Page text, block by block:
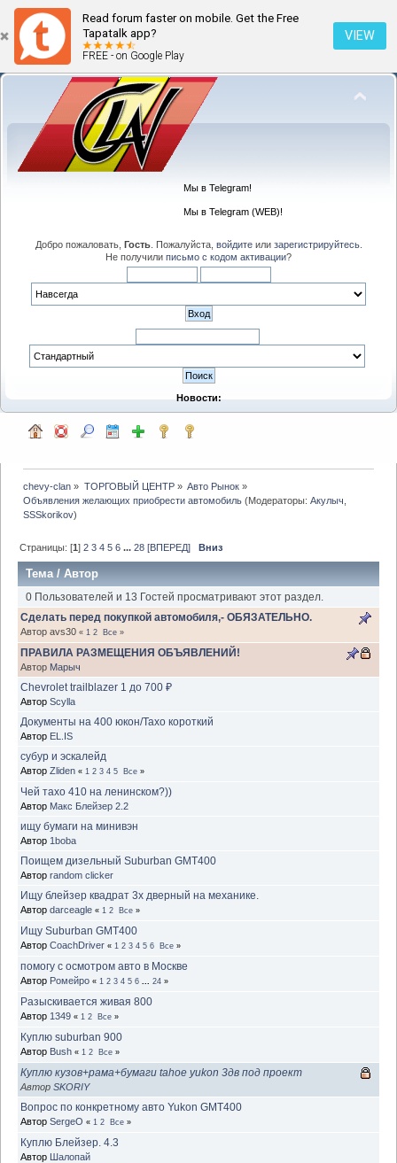
Read forum faster on mobile. Get the Free
Tapatalk app?
FREE - on Google Play
VIEW
Мы в Telegram!
Мы в Telegram (WEB)!
Добро пожаловать, Гость. Пожалуйста, войдитеили зарегистрируйтесь.
Не получили письмо с кодом активации?
Новости:
chevy-clan » ТОРГОВЫЙ ЦЕНТР» Авто Рынок»
Объявления желающих приобрести автомобиль (Модераторы:Акулыч
SSSkorikov)
Страницы: [1]2 3 4 5 6 ...28 [ВПЕРЕД] Вниз
Тема /Автор
0 Пользователей и 13 Гостей просматривают этот раздел.
Сделать перед покупкой автомобиля,- ОБЯЗАТЕЛЬНО.
Автор avs30 « 1 2 Все »
ПРАВИЛА РАЗМЕЩЕНИЯ ОБЪЯВЛЕНИЙ!
Автор Марыч
Chevrolet trailblazer 1 до 700 ₽
Автор Scylla
Документы на 400 юкон/Тахо короткий
Автор EL.IS
субур и эскалейд
Автор Zliden « 1 2 3 4 5 Все »
Чей тахо 410 на ленинском?))
Автор Макс Блейзер 2.2
ищу бумаги на минивэн
Автор 1boba
Поищем дизельный Suburban GMT400
Автор random clicker
Ищу блейзер квадрат 3х дверный на механике.
Автор darceagle « 1 2 Все »
Ищу Suburban GMT400
Автор CoachDriver « 1 2 3 4 5 6 Все »
помогу с осмотром авто в Москве
Автор Ромейро « 1 2 3 4 5 6 24 »
Разыскивается живая 800
Автор 1349 « 1 2 Все »
Куплю suburban 900
Автор Bush « 1 2 Все »
Куплю кузов+рама+бумаги tahoe yukon 3дв под проект
Автор SKORIY
Вопрос по конкретному авто Yukon GMT400
Автор SergeO « 1 2 Все »
Куплю Блейзер. 4.3
Автор Шалопай